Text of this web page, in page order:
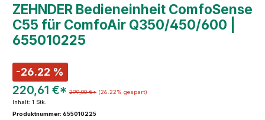
ZEHNDER Bedieneinheit ComfoSense
C55 für ComfoAir Q350/450/600 |
655010225
-26.22 %
220,61 €* 299,00 €* (26.22% gespart)
Inhalt: 1 Stk.
Produktnummer: 655010225